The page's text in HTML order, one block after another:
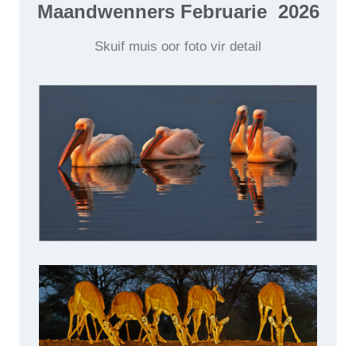
Maandwenners Februarie 2026
Skuif muis oor foto vir detail